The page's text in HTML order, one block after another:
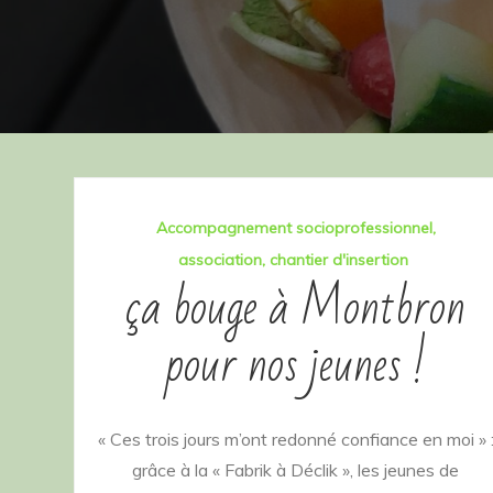
Accompagnement socioprofessionnel
association chantier d'insertion
ça bouge à Montbron
pour nos jeunes !
« Ces trois jours m’ont redonné confiance en moi » :
grâce à la « Fabrik à Déclik », les jeunes de